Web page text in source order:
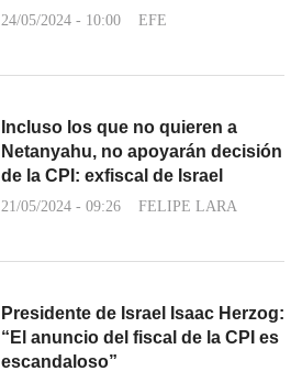
24/05/2024 - 10:00 EFE
Incluso los que no quieren a
Netanyahu, no apoyarán decisión
de la CPI: exfiscal de Israel
21/05/2024 - 09:26 FELIPE LARA
Presidente de Israel Isaac Herzog:
“El anuncio del fiscal de la CPI es
escandaloso”